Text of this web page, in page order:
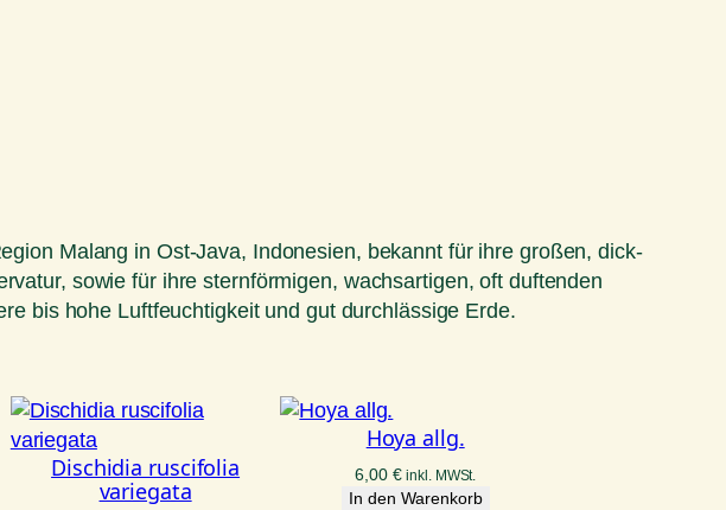
Malang in Ost-Java, Indonesien, bekannt für ihre großen, dick-
sowie für ihre sternförmigen, wachsartigen, oft duftenden
bis hohe Luftfeuchtigkeit und gut durchlässige Erde.
Dischidia ruscifolia
variegata
Hoya allg.
6,00 € inkl. MWSt.
In den Warenkorb